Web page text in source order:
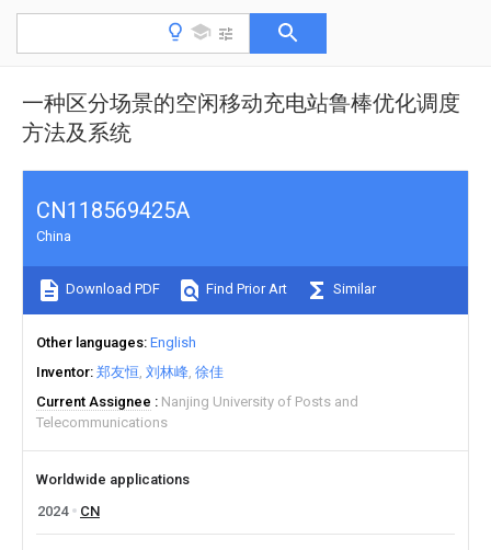
一种区分场景的空闲移动充电站鲁棒优化调度
方法及系统
CN118569425A
China
Download PDF Find Prior Art Similar
Other languages English
Inventor 郑友恒 刘林峰 徐佳
Current Assignee
Nanjing University of Posts and
Telecommunications
Worldwide applications
2024
CN